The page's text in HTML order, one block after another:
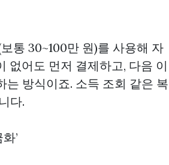
통 30~100만 원)를 사용해 자
없어도 먼저 결제하고, 다음 이
는 방식이죠. 소득 조회 같은 복
다.
’